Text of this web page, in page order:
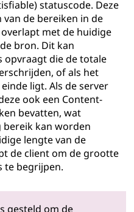
statuscode. Deze
de bereiken in de
met de huidige
bron. Dit kan
opvraagt die de totale
of als het
ligt. Als de server
ook een Content-
bevatten, wat
bereik kan worden
lengte van de
de client om de grootte
te begrijpen.
gesteld om de